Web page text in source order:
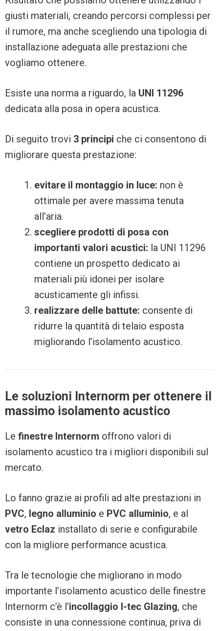
giusti materiali, creando percorsi complessi per
il rumore, ma anche scegliendo una tipologia di
installazione adeguata alle prestazioni che
vogliamo ottenere.
Esiste una norma a riguardo, la UNI 11296
dedicata alla posa in opera acustica.
Di seguito trovi 3 principi che ci consentono di
migliorare questa prestazione:
evitare il montaggio in luce: non è
ottimale per avere massima tenuta
all’aria.
scegliere prodotti di posa con
importanti valori acustici: la UNI 11296
contiene un prospetto dedicato ai
materiali più idonei per isolare
acusticamente gli infissi.
realizzare delle battute: consente di
ridurre la quantità di telaio esposta
migliorando l’isolamento acustico.
Le soluzioni Internorm per ottenere il
massimo isolamento acustico
Le finestre Internorm offrono valori di
isolamento acustico tra i migliori disponibili sul
mercato.
Lo fanno grazie ai profili ad alte prestazioni in
PVC, legno alluminio e PVC alluminio, e al
vetro Eclaz installato di serie e configurabile
con la migliore performance acustica.
Tra le tecnologie che migliorano in modo
importante l’isolamento acustico delle finestre
Internorm c’è l’incollaggio I-tec Glazing, che
consiste in una connessione continua, priva di